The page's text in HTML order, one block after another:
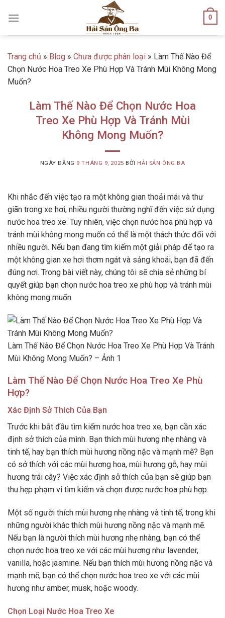
0
Trang chủ » Blog » Chưa được phân loại » Làm Thế Nào Để
Chọn Nước Hoa Treo Xe Phù Hợp Và Tránh Mùi Không Mong
Muốn?
Làm Thế Nào Để Chọn Nước Hoa
Treo Xe Phù Hợp Và Tránh Mùi
Không Mong Muốn?
NGÀY ĐĂNG 9 THÁNG 9, 2025 BỞI HẢI SẢN ÔNG BA
Khi nhắc đến việc tạo ra một không gian thoải mái và thư
giãn trong xe hơi, nhiều người thường nghĩ đến việc sử dụng
nước hoa treo xe. Tuy nhiên, việc chọn nước hoa phù hợp và
tránh mùi không mong muốn có thể là một thách thức đối với
nhiều người. Nếu bạn đang tìm kiếm một giải pháp để tạo ra
một không gian xe hơi thơm ngát và sảng khoái, bạn đã đến
đúng nơi. Trong bài viết này, chúng tôi sẽ chia sẻ những bí
quyết giúp bạn chọn nước hoa treo xe phù hợp và tránh mùi
không mong muốn.
Làm Thế Nào Để Chọn Nước Hoa Treo Xe Phù Hợp Và Tránh
Mùi Không Mong Muốn? – Ảnh 1
Làm Thế Nào Để Chọn Nước Hoa Treo Xe Phù
Hợp?
Xác Định Sở Thích Của Bạn
Trước khi bắt đầu tìm kiếm nước hoa treo xe, bạn cần xác
định sở thích của mình. Bạn thích mùi hương nhẹ nhàng và
tinh tế, hay bạn thích mùi hương nồng nặc và mạnh mẽ? Bạn
có sở thích với các mùi hương hoa, mùi hương gỗ, hay mùi
hương trái cây? Việc xác định sở thích của bạn sẽ giúp bạn
thu hẹp phạm vi tìm kiếm và chọn được nước hoa phù hợp.
Một số người thích mùi hương nhẹ nhàng và tinh tế, trong khi
những người khác thích mùi hương nồng nặc và mạnh mẽ.
Nếu bạn là người thích mùi hương nhẹ nhàng, bạn có thể
chọn nước hoa treo xe với các mùi hương như lavender,
vanilla, hoặc jasmine. Nếu bạn thích mùi hương nồng nặc và
mạnh mẽ, bạn có thể chọn nước hoa treo xe với các mùi
hương như amber, musk, hoặc woody.
Chọn Loại Nước Hoa Treo Xe